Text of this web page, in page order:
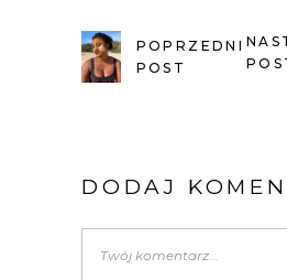
POPRZEDNI
POST
DODAJ